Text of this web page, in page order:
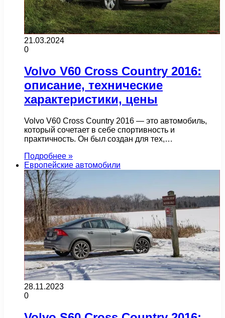
21.03.2024
0
Volvo V60 Cross Country 2016:
описание, технические
характеристики, цены
Volvo V60 Cross Country 2016 — это автомобиль,
который сочетает в себе спортивность и
практичность. Он был создан для тех,…
Подробнее »
Европейские автомобили
28.11.2023
0